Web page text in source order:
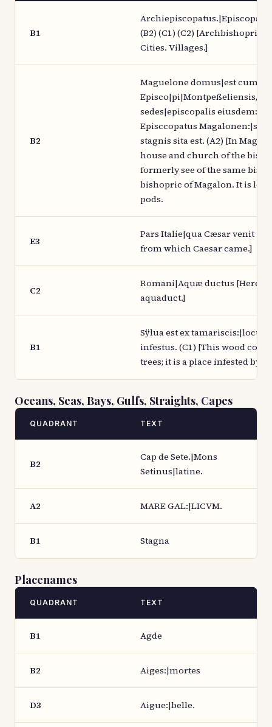
B1
(B2) (C1) (C2) [Archbishopric.
Cities. Villages.]
B2
Maguelone domus|est cum
Episco|pi|Montpeßeliensis,
sedes|episcopalis eiusdem:et
Episccopatus
stagnis sita est. (A2) [In
house and church of the
formerly see of the same
bishopric of Magalon. It is
pods.
E3
Pars Italie|qua Cæsar venit
from which Caesar came.]
C2
Romani|Aquæ ductus [Here is
aquaduct.]
B1
Sÿlua est ex tamariscis:|locus
infestus. (C1) [This wood
trees; it is a place infested by
Oceans, Seas, Bays, Gulfs, Straights, Capes
QUADRANT TEXT
B2
Cap de Sete.|Mons
Setinus|latine.
A2 MARE GAL:|LICVM.
B1 Stagna
Placenames
QUADRANT TEXT
B1 Agde
B2 Aiges:|mortes
D3 Aigue:|belle.